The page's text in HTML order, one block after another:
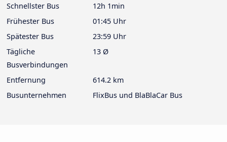
Schnellster Bus
12h 1min
Frühester Bus
01:45 Uhr
Spätester Bus
23:59 Uhr
Tägliche
Busverbindungen
13 Ø
Entfernung
614.2 km
Busunternehmen
FlixBus und BlaBlaCar Bus